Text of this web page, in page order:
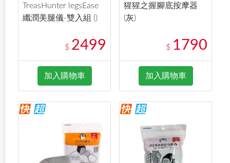
TreasHunter legsEase
纖潤美腿儀-雙入組 ()
$ 2499
加入購物車
猩猩之握腳底按摩器
(灰)
$ 1790
加入購物車